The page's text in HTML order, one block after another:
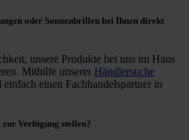
oder Sonnenbrillen bei Ihnen direkt
unsere Produkte bei uns im Haus
Mithilfe unserer Händlersuche
einen Fachhandelspartner in
Verfügung stellen?